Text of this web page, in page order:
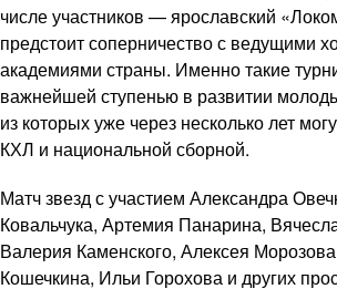
числе участников — ярославский
предстоит соперничество с ведущими
академиями страны. Именно такие
важнейшей ступенью в развитии
из которых уже через несколько лет
КХЛ и национальной сборной.
Матч звезд с участием Александра
Ковальчука, Артемия Панарина,
Валерия Каменского, Алексея
Кошечкина, Ильи Горохова и других